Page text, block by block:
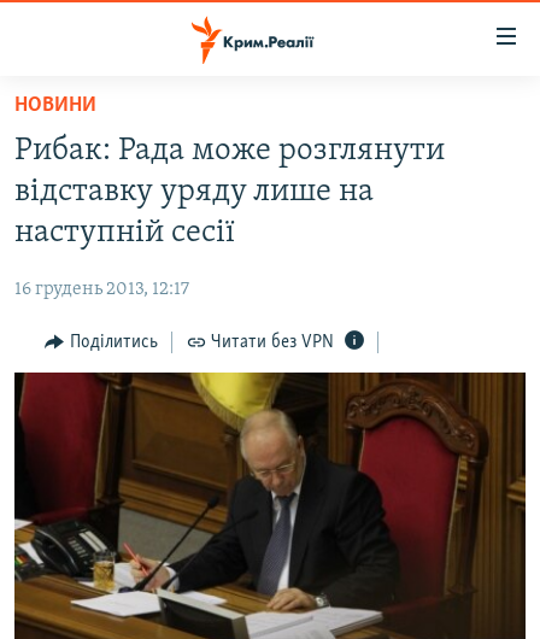
Перейти
основного
матеріалу
до
основної
навігації
Перейти
до
пошуку
НОВИНИ
ВІДЕО ТА ФОТО
БЛОГИ
ПОГЛЯД
ІНТЕРВ'Ю
ВСЕ ЗА ДЕНЬ
СПЕЦПРОЕКТИ
ДЕПОРТАЦІЯ
ВІДЕОУРОКИ «ELIFBE»
СВІДЧЕННЯ ОКУПАЦІЇ
ЯК ОБІЙТИ БЛОКУВАННЯ
Русский
Qırımtatar
НОВИНИ
Рибак: Рада може розглянути
відставку уряду лише на
наступній сесії
16 грудень 2013, 12:17
Поділитись Читати без VPN